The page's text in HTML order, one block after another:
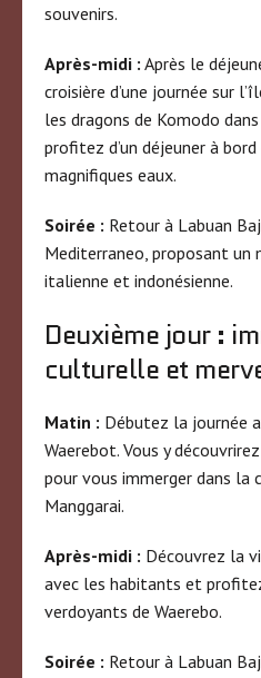
souvenirs.
Après-midi : Après le
croisière d’une journée sur
les dragons de Komodo
profitez d’un déjeuner à
magnifiques eaux.
Soirée : Retour à Labuan
Mediterraneo, proposant un
italienne et indonésienne.
Deuxième jour :
culturelle et
Matin : Débutez la journée
Waerebot. Vous y
pour vous immerger dans
Manggarai.
Après-midi : Découvrez la
avec les habitants et
verdoyants de Waerebo.
Soirée : Retour à Labuan